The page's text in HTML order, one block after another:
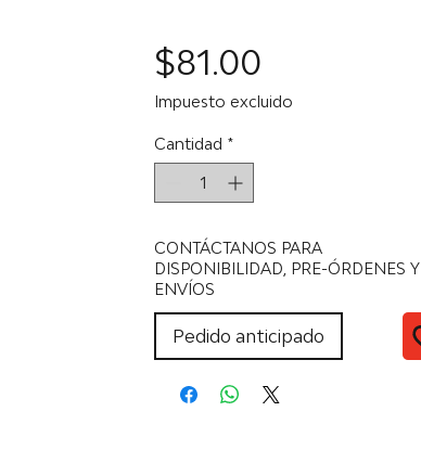
$81.00Precio
Impuesto excluido
Cantidad *
CONTÁCTANOS PARA
DISPONIBILIDAD, PRE-ÓRDENES Y
ENVÍOS
Pedido anticipado